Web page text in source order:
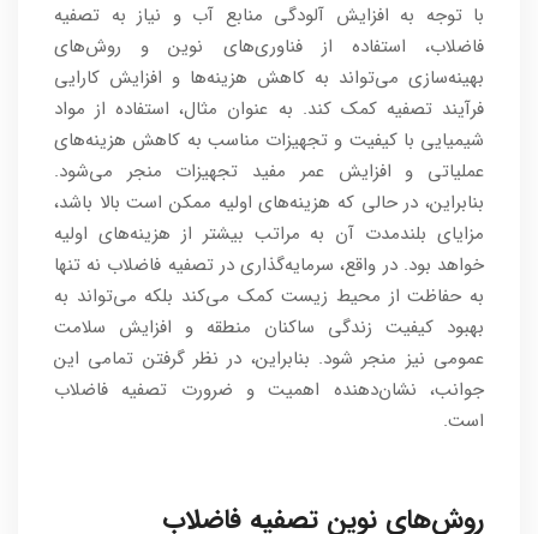
با توجه به افزایش آلودگی منابع آب و نیاز به تصفیه
فاضلاب، استفاده از فناوری‌های نوین و روش‌های
بهینه‌سازی می‌تواند به کاهش هزینه‌ها و افزایش کارایی
فرآیند تصفیه کمک کند. به عنوان مثال، استفاده از مواد
شیمیایی با کیفیت و تجهیزات مناسب به کاهش هزینه‌های
عملیاتی و افزایش عمر مفید تجهیزات منجر می‌شود.
بنابراین، در حالی که هزینه‌های اولیه ممکن است بالا باشد،
مزایای بلندمدت آن به مراتب بیشتر از هزینه‌های اولیه
خواهد بود. در واقع، سرمایه‌گذاری در تصفیه فاضلاب نه تنها
به حفاظت از محیط زیست کمک می‌کند بلکه می‌تواند به
بهبود کیفیت زندگی ساکنان منطقه و افزایش سلامت
عمومی نیز منجر شود. بنابراین، در نظر گرفتن تمامی این
جوانب، نشان‌دهنده اهمیت و ضرورت تصفیه فاضلاب
است.
روش‌های نوین تصفیه فاضلاب